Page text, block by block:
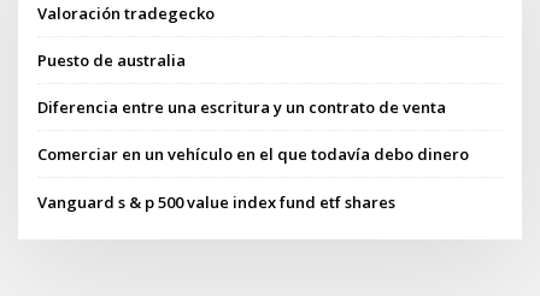
Valoración tradegecko
Puesto de australia
Diferencia entre una escritura y un contrato de venta
Comerciar en un vehículo en el que todavía debo dinero
Vanguard s & p 500 value index fund etf shares